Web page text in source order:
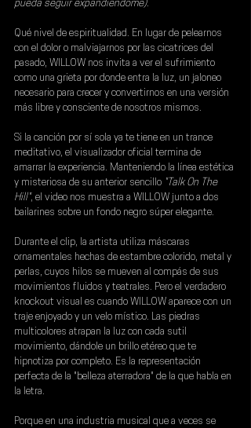
pueda seguir expandiéndome).
Qué nivel de espiritualidad. En lugar de pelearnos
con el dolor o malviajarnos por las cicatrices del
pasado, WILLOW nos invita a ver el sufrimiento
como una grieta por donde entra la luz, un jaloneo
necesario para crecer y convertirnos en una versión
más libre y consciente de nosotros mismos.
Si la canción por sí sola ya te tiene en un trance
meditativo, el visualizador oficial termina de
amarrar la experiencia. Manteniendo la línea estética
y misteriosa de su anterior sencillo "Talk On The
Hill", el video nos muestra a WILLOW junto a dos
bailarines sobre un fondo negro súper elegante.
Durante el clip, la artista utiliza máscaras
ornamentales hechas de estambre colorido, metal y
perlas, cuyos hilos se mueven al compás de sus
movimientos fluidos y teatrales. Pero el verdadero
knockout visual es cuando WILLOW aparece con un
traje enjoyado y un velo místico. Las piedras
multicolores atrapan la luz con cada sutil
movimiento, dándole un brillo etéreo que te
hipnotiza por completo. Es la representación
perfecta de la "belleza aterradora" de la que habla en
la letra.
Porque en una industria musical que a veces se